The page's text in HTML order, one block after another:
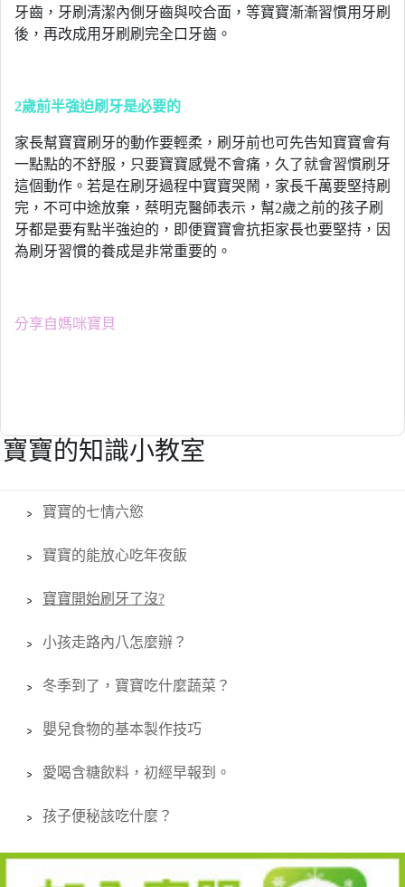
寶寶的知識小教室
寶寶的七情六慾
寶寶的能放心吃年夜飯
寶寶開始刷牙了沒?
小孩走路內八怎麼辦？
冬季到了，寶寶吃什麼蔬菜？
嬰兒食物的基本製作技巧
愛喝含糖飲料，初經早報到。
孩子便秘該吃什麼？
牙齒，牙刷清潔內側牙齒與咬合面，等寶寶漸漸習慣用牙刷
後，再改成用牙刷刷完全口牙齒。
2歲前半強迫刷牙是必要的
家長幫寶寶刷牙的動作要輕柔，刷牙前也可先告知寶寶會有
一點點的不舒服，只要寶寶感覺不會痛，久了就會習慣刷牙
這個動作。若是在刷牙過程中寶寶哭鬧，家長千萬要堅持刷
完，不可中途放棄，蔡明克醫師表示，幫2歲之前的孩子刷
牙都是要有點半強迫的，即便寶寶會抗拒家長也要堅持，因
為刷牙習慣的養成是非常重要的。
分享自媽咪寶貝